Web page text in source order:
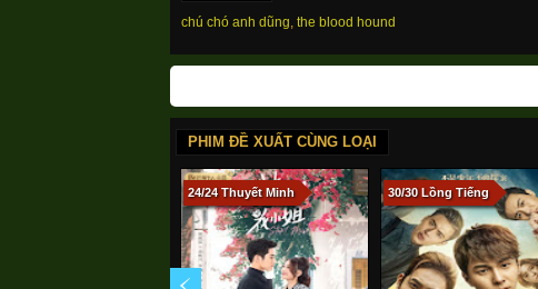
chú chó anh dũng, the blood hound
PHIM ĐỀ XUẤT CÙNG LOẠI
24/24 Thuyết Minh 30/30 Lồng Tiếng